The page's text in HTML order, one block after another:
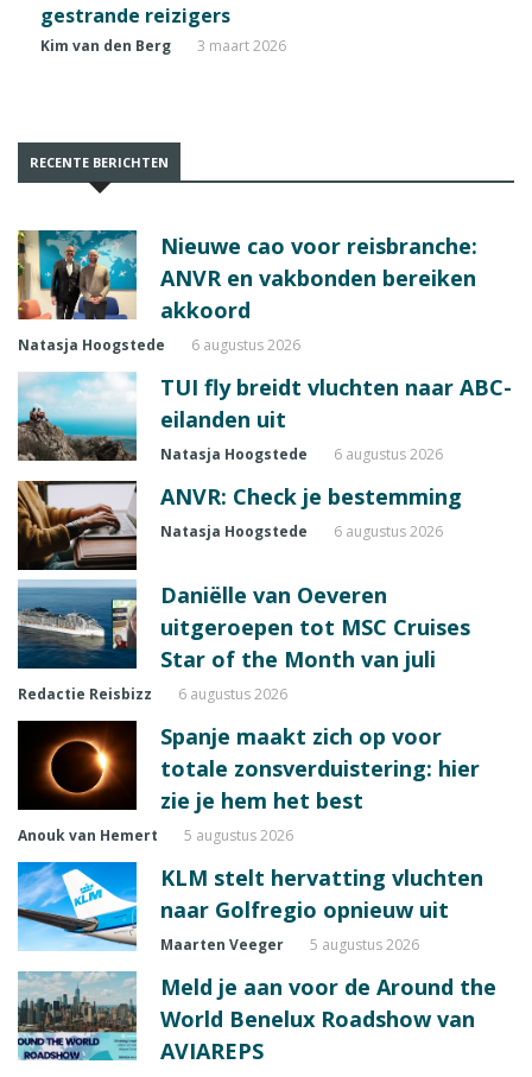
gestrande reizigers
Kim van den Berg 3 maart 2026
RECENTE BERICHTEN
Nieuwe cao voor reisbranche:
ANVR en vakbonden bereiken
akkoord
Natasja Hoogstede 6 augustus 2026
TUI fly breidt vluchten naar ABC-
eilanden uit
Natasja Hoogstede 6 augustus 2026
ANVR: Check je bestemming
Natasja Hoogstede 6 augustus 2026
Daniëlle van Oeveren
uitgeroepen tot MSC Cruises
Star of the Month van juli
Redactie Reisbizz 6 augustus 2026
Spanje maakt zich op voor
totale zonsverduistering: hier
zie je hem het best
Anouk van Hemert 5 augustus 2026
KLM stelt hervatting vluchten
naar Golfregio opnieuw uit
Maarten Veeger 5 augustus 2026
Meld je aan voor de Around the
World Benelux Roadshow van
AVIAREPS